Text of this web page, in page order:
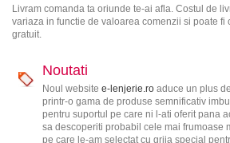
Livram comanda ta oriunde te-ai afla. Costul de
variaza in functie de valoarea comenzii si poate fi
gratuit.
Noutati
Noul website e-lenjerie.roaduce un plus
printr-o gama de produse semnificativ
pentru suportul pe care ni l-ati oferit pana
sa descoperiti probabil cele mai frumoase
pe care le-am selectat cu grija special